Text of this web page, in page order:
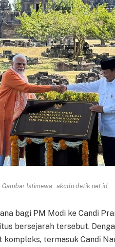
Gambar Istimewa : akcdn.detik.net.id
bagi PM Modi ke Candi
bersejarah tersebut.
termasuk Candi